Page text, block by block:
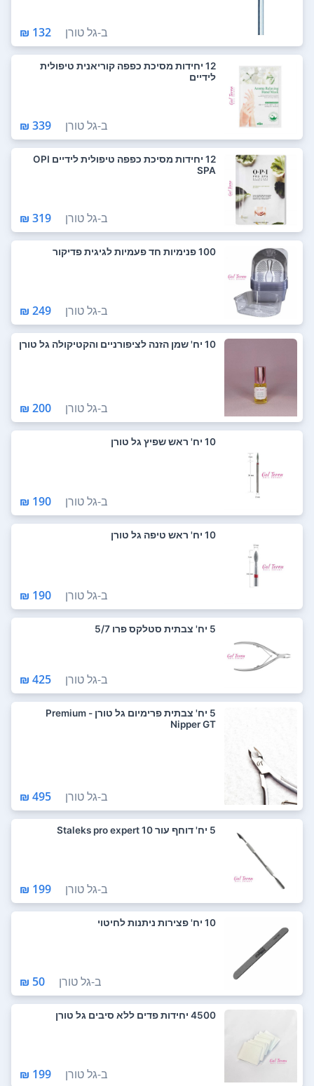
ב-גל טורן 132 ₪
12 יחידות מסיכת כפפה קוריאנית טיפולית
לידיים
ב-גל טורן 339 ₪
12 יחידות מסיכת כפפה טיפולית לידיים OPI
SPA
ב-גל טורן 319 ₪
100 פנימיות חד פעמיות לגיגית פדיקור
ב-גל טורן 249 ₪
10 יח' שמן הזנה לציפורניים והקטיקולה גל טורן
ב-גל טורן 200 ₪
10 יח' ראש שפיץ גל טורן
ב-גל טורן 190 ₪
10 יח' ראש טיפה גל טורן
ב-גל טורן 190 ₪
5 יח' צבתית סטלקס פרו 5/7
ב-גל טורן 425 ₪
5 יח' צבתית פרימיום גל טורן - Premium
Nipper GT
ב-גל טורן 495 ₪
5 יח' דוחף עור Staleks pro expert 10
ב-גל טורן 199 ₪
10 יח' פצירות ניתנות לחיטוי
ב-גל טורן 50 ₪
4500 יחידות פדים ללא סיבים גל טורן
ב-גל טורן 199 ₪